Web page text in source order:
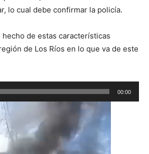
lo cual debe confirmar la policía.
hecho de estas características
de Los Ríos en lo que va de este
00:00